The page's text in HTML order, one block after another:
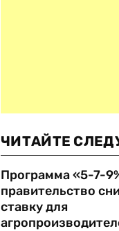
ЧИТАЙТЕ
Программа «5-7-
правительство
ставку для